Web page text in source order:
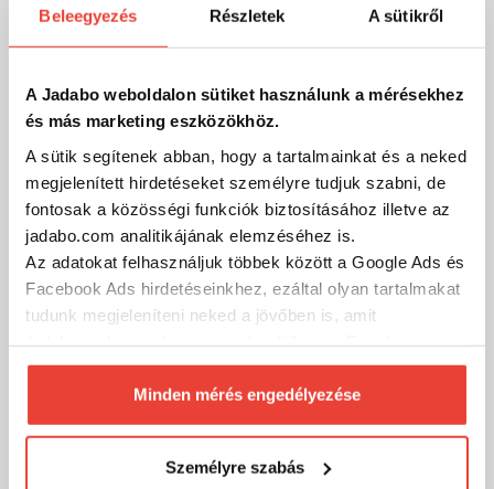
Beleegyezés Részletek A sütikről
A Jadabo weboldalon sütiket használunk a mérésekhez
és más marketing eszközökhöz.
A sütik segítenek abban, hogy a tartalmainkat és a neked
megjelenített hirdetéseket személyre tudjuk szabni, de
fontosak a közösségi funkciók biztosításához illetve az
jadabo.com analitikájának elemzéséhez is.
Az adatokat felhasználjuk többek között a Google Ads és
Facebook Ads hirdetéseinkhez, ezáltal olyan tartalmakat
tudunk megjeleníteni neked a jövőben is, amit
biztosításához arra kérünk, hogy engedd meg
számunkra minden mérés használatát.
Természetesensoha semmilyen formában nem fogunk
megváltoztathatod a döntésed ezzel kapcsolatban.
Minden mérés engedélyezése
Személyre szabás
gWind™ Wireless 2 Vezeték nélküli jelátalakító
Raktáron
279 999 Ft
SZÁKOLOM
-10%